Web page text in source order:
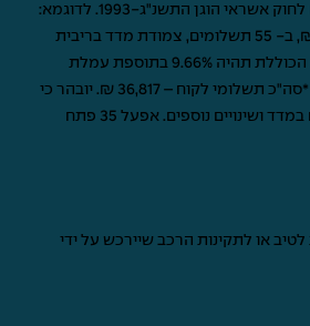
האשראי המרבי" בהתאם לחוק אשראי הוגן התשנ"ג-1993. לדוגמא:
בהלוואה על סך 30,000 ₪, ב- 55 תשלומים, צמודת מדד בריבית
בשיעור של 8.5%, העלות הכוללת תהיה 9.66% בתוספת עמלת
פתיחת תיק בסך 490 ₪. *סה"כ תשלומי לקוח – 36,817 ₪. יובהר כי
ההערכה כפופה לשינויים במדד ושינויים נוספים. אפעל 35 פתח
לטיב או לתקינות הרכב שיירכש על ידי